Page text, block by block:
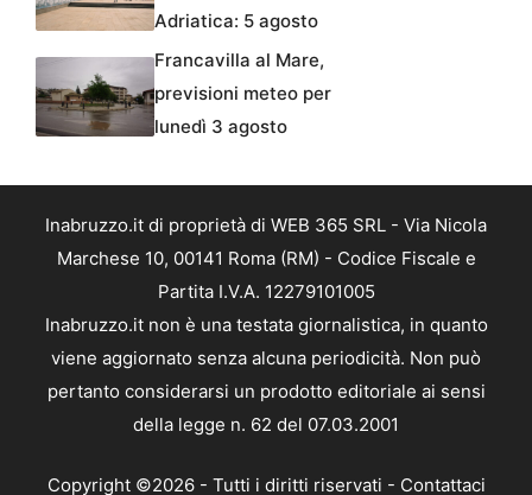
Adriatica: 5 agosto
Francavilla al Mare,
previsioni meteo per
lunedì 3 agosto
Inabruzzo.it di proprietà di WEB 365 SRL - Via Nicola
Marchese 10, 00141 Roma (RM) - Codice Fiscale e
Partita I.V.A. 12279101005
Inabruzzo.it non è una testata giornalistica, in quanto
viene aggiornato senza alcuna periodicità. Non può
pertanto considerarsi un prodotto editoriale ai sensi
della legge n. 62 del 07.03.2001
Copyright ©2026 - Tutti i diritti riservati - Contattaci